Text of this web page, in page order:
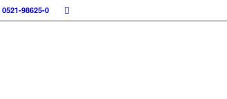
0521-98625-0